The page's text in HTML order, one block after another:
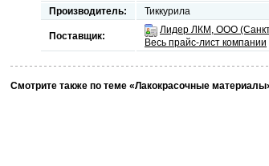
Производитель:
Тиккурила
Поставщик:
Лидер ЛКМ, ООО
Весь прайс-лист компании
Смотрите также по теме «Лакокрасочные